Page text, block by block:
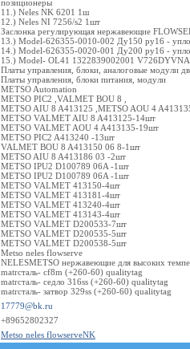
позиционеры
11.) Neles NK 6201 1ш
12.) Neles NI 7256/s2 1шт
Заслонка регулирующая нержавеющие
13.) Model-626355-0010-002 Ду150 ру16 -
14.) Model-626355-0020-001 Ду200 ру16 -
15.) Model- OL41 1322839002001
Платы управления, блоки, аналоговые модули
Платы управления, блоки питания, модули
METSO Automation
METSO PIC2 ,VALMET BOU 8 ,
METSO AIU 8 A413125 ,METSO AOU 4
METSO VALMET AIU 8 A413125-14шт
METSO VALMET AOU 4 A413135-19шт
METSO PIC2 A413240 -13шт
VALMET BOU 8 A413150 06 8-1шт
METSO AIU 8 A413186 03 -2шт
METSO IPU2 D100789 06A -1шт
METSO IPU2 D100789 06A -1шт
METSO VALMET 413150-4шт
METSO VALMET 413181-4шт
METSO VALMET 413240-4шт
METSO VALMET 413143-4шт
METSO VALMET D200533-7шт
METSO VALMET D200535-5шт
METSO VALMET D200538-5шт
Metso neles flowserve
NELESMETSO нержавеющие для высоких
matrсталь- cf8m (+260-60) qualitytag
matrсталь- седло 316ss (+260-60) qualitytag
matrсталь- затвор 329ss (+260-60) qualitytag
17779@bk.ru
+89652802327
Metso neles flowserveNK